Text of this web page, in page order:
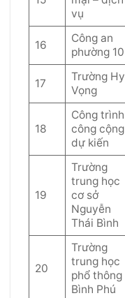
vụ
16
Công an
phường 10
17
Trường Hy
Vọng
18
Công trình
công cộng
dự kiến
19
Trường
trung học
cơ sở
Nguyễn
Thái Bình
20
Trường
trung học
phổ thông
Bình Phú